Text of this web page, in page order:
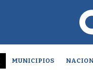
MUNICIPIOS NACION